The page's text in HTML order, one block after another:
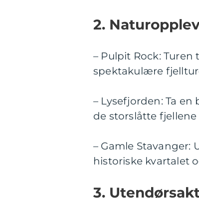
2.
– Pulpit Rock:
spektakulære
– Lysefjorden: Ta
de storslåtte fjellene
– Gamle
historiske kvartalet
3.